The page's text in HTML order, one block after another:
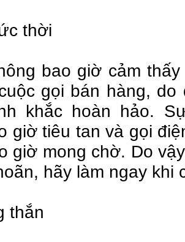
thời
bao giờ cảm
gọi bán hàng,
khắc hoàn hảo.
giờ tiêu tan và gọi
giờ mong chờ. Do
hãy làm ngay khi
thắn